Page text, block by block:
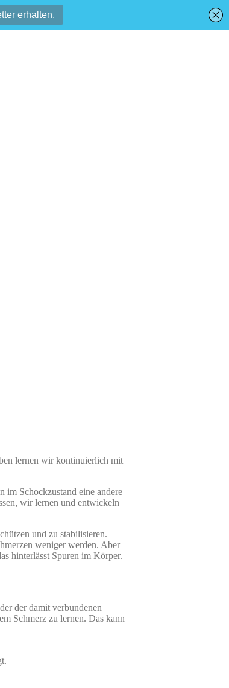
lernen wir kontinuierlich mit
im Schockzustand eine andere
wir lernen und entwickeln
und zu stabilisieren.
weniger werden. Aber
hinterlässt Spuren im Körper.
der damit verbundenen
Schmerz zu lernen. Das kann